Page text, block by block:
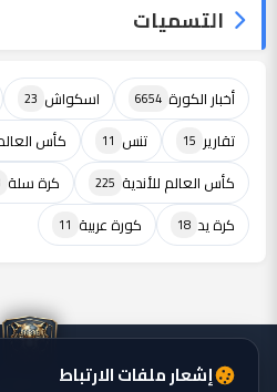
التسميات
أخبار الكورة 6654 اسكواش 23
تقارير 15 تنس 11 كأس
كأس العالم للأندية 225 كرة سلة
كرة يد 18 كورة عربية 11
إشعار ملفات الارتباط